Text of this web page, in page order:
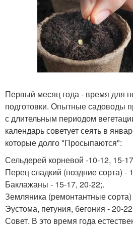
Первый месяц года - время для
подготовки. Опытные садоводы
с длительным периодом
календарь советует сеять в
которые долго "Просыпаются":
Сельдерей корневой -10-12, 15-
Перец сладкий (поздние сорта) -
Баклажаны - 15-17, 20-22;.
Земляника (ремонтантные
Эустома, петуния, бегония - 20-
Совет. В это время года